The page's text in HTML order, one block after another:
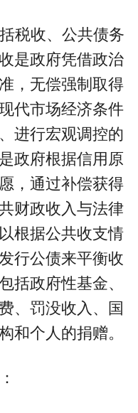
税收、公共债务
是政府凭借政治
，无偿强制取得
代市场经济条件
进行宏观调控的
政府根据信用原
，通过补偿获得
财政收入与法律
根据公共收支情
行公债来平衡收
括政府性基金、
、罚没收入、国
和个人的捐赠。